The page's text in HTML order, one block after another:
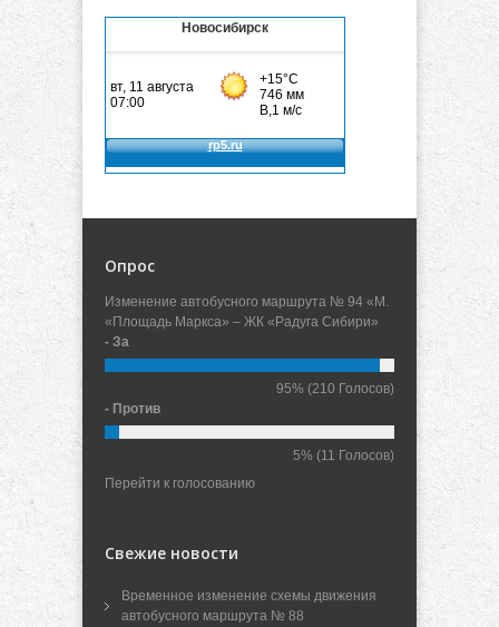
Новосибирск
Опрос
Изменение автобусного маршрута № 94 «М.
«Площадь Маркса» – ЖК «Радуга Сибири»
- За
95% (210 Голосов)
- Против
5% (11 Голосов)
Перейти к голосованию
Свежие новости
Временное изменение схемы движения
автобусного маршрута № 88